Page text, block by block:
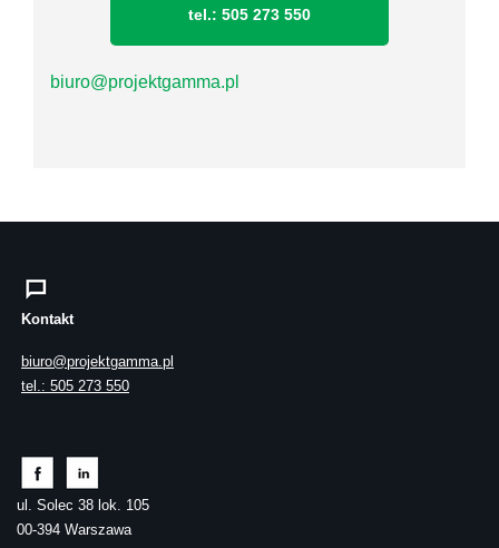
tel.: 505 273 550
biuro@projektgamma.pl
Kontakt
biuro@projektgamma.pl
tel.: 505 273 550
ul. Solec 38 lok. 105
00-394 Warszawa